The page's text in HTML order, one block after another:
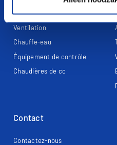
Pompes à chaleur
Ventilation
Chauffe-eau
Équipement de contrôle
Chaudières de cc
Contact
Contactez-nous